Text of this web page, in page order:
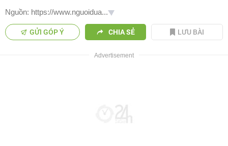
Nguồn: https://www.nguoidua...
GỬI GÓP Ý CHIA SẺ LƯU BÀI